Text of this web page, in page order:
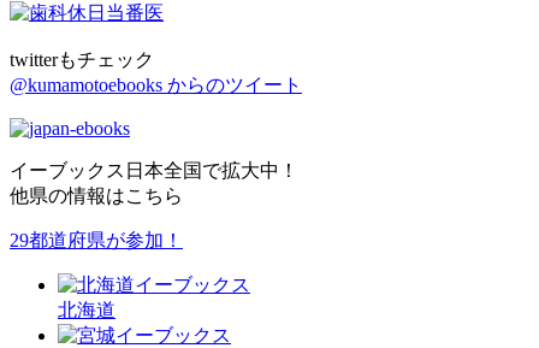
twitterもチェック
@kumamotoebooks からのツイート
イーブックス日本全国で拡大中！
他県の情報はこちら
29都道府県が参加！
北海道